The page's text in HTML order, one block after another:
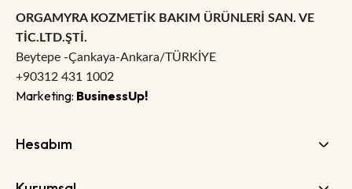
ORGAMYRA KOZMETİK BAKIM ÜRÜNLERİ SAN. VE
TİC.LTD.ŞTİ.
Beytepe -Çankaya-Ankara/TÜRKİYE
+90312 431 1002
Marketing: BusinessUp!
Hesabım